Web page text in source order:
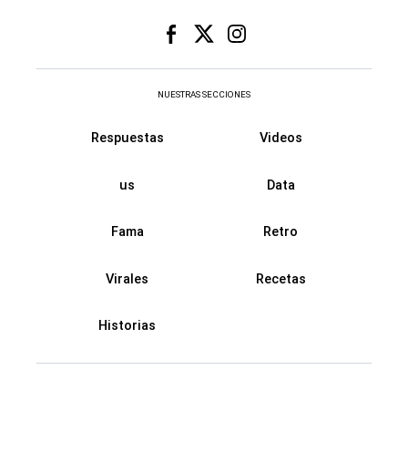
NUESTRAS SECCIONES
Respuestas Videos
us Data
Fama Retro
Virales Recetas
Historias